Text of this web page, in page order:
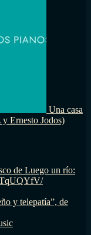
Una casa
Ernesto Jodos)
de Luego un río:
y telepatía”, de